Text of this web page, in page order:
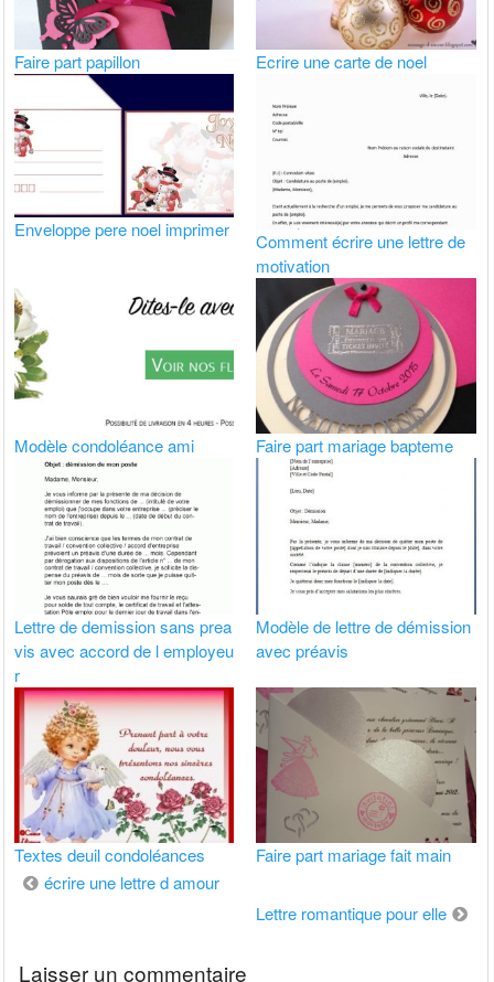
Faire part papillon Ecrire une carte de noel
Enveloppe pere noel imprimer
Comment écrire une lettre de
motivation
Modèle condoléance ami Faire part mariage bapteme
Lettre de demission sans prea
vis avec accord de l employeu
r
Modèle de lettre de démission
avec préavis
Textes deuil condoléances Faire part mariage fait main
Navigation
écrire une lettre d amour
Lettre romantique pour elle
Laisser un commentaire